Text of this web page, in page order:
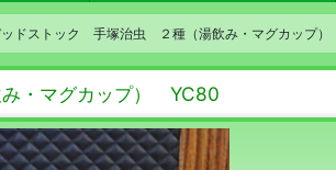
ドストック 手塚治虫 ２種（湯飲み・マグカップ
・マグカップ） YC80